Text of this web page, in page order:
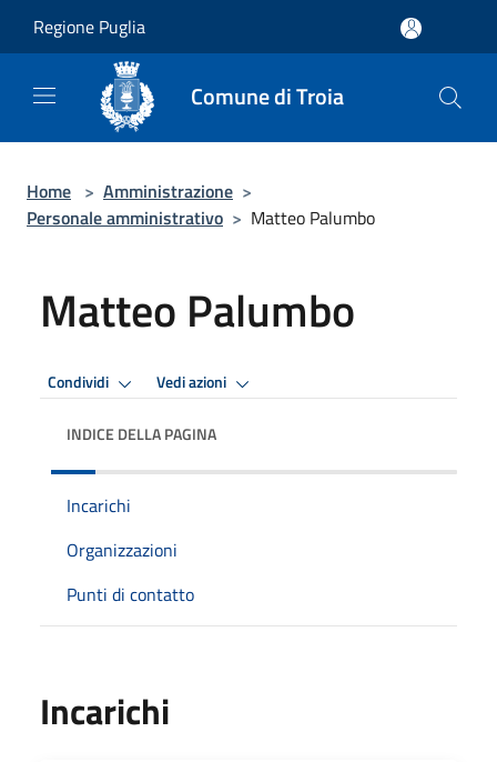
Regione Puglia
Comune di Troia
Home > Amministrazione >
Personale amministrativo > Matteo Palumbo
Matteo Palumbo
Condividi Vedi azioni
INDICE DELLA PAGINA
Incarichi
Organizzazioni
Punti di contatto
Incarichi